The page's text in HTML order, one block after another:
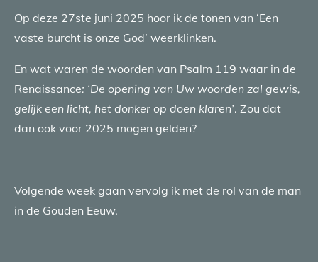
Op deze 27ste juni 2025 hoor ik de tonen van ‘Een
vaste burcht is onze God’ weerklinken.
En wat waren de woorden van Psalm 119 waar in de
Renaissance: ‘De opening van Uw woorden zal gewis,
gelijk een licht, het donker op doen klaren’. Zou dat
dan ook voor 2025 mogen gelden?
Volgende week gaan vervolg ik met de rol van de man
in de Gouden Eeuw.